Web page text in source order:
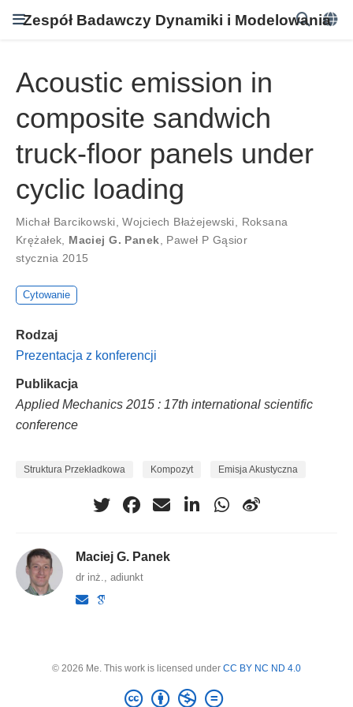
Zespół Badawczy Dynamiki i Modelowania
Acoustic emission in
composite sandwich
truck-floor panels under
cyclic loading
Michał Barcikowski,Wojciech Błażejewski, Roksana
Krężałek, Maciej G. Panek, Paweł P Gąsior
stycznia 2015
Cytowanie
Rodzaj
Prezentacja z konferencji
Publikacja
Applied Mechanics 2015 : 17th international scientific
conference
Struktura Przekładkowa Kompozyt Emisja Akustyczna
Maciej G. Panek
dr inż., adiunkt
© 2026 Me. This work is licensed under CC BY NC ND 4.0